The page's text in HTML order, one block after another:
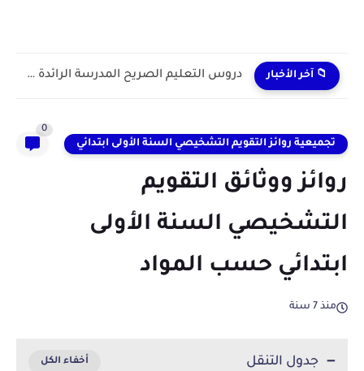
📁 آخر الأخبار دروس التعليم الصريح المدرسة الرائدة 2024/2025 enseignement explicite
تجميعية روائز التقويم التشخيصي السنة الأولى ابتدائي
0
روائز ووثائق التقويم
التشخيصي السنة الأولى
ابتدائي حسب المواد
منذ 7 سنة
جدول التنقل